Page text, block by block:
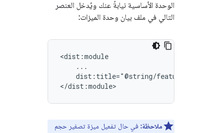
الوحدة الأساسية نيابةً عنك ويُدخل العنصر
التالي في ملف بيان وحدة الميزات:
dist:title="@string/feature_title">
ملاحظة: في حال تفعيل ميزة تصغير حجم